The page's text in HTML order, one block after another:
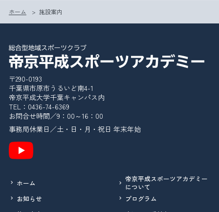
ホーム > 施設案内
〒290-0193
千葉県市原市うるいど南4-1
帝京平成大学千葉キャンパス内
TEL：0436-74-6369
お問合せ時間／9：00～16：00
事務局休業日／土・日・月・祝日 年末年始
ホーム
帝京平成スポーツアカデミー
について
お知らせ
プログラム